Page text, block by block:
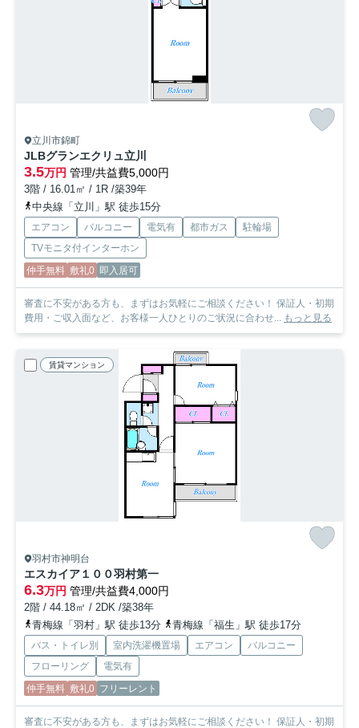
立川市錦町
JLBグランエクリュ立川
3.5万円 管理/共益費5,000円
3階 / 16.01㎡ / 1R /築39年
中央線「立川」駅 徒歩15分
エアコン バルコニー 電気有 都市ガス
駐輪場
TVモニタ付インターホン
仲手無料 敷礼0 即入居可
審査に不安がある方も、まずはお気軽にご相談ください！ 保証人・初期
費用・ご収入面など、お客様一人ひとりのご状況に合わせ...
もっと見る
賃貸マンション
羽村市神明台
エスカイア１００羽村第一
6.3万円 管理/共益費4,000円
2階 / 44.18㎡ / 2DK /築38年
青梅線「羽村」駅 徒歩13分
青梅線「福生」駅 徒歩17分
バス・トイレ別 室内洗濯機置場 エアコン
バルコニー
フローリング
電気有
仲手無料 敷礼0 フリーレント
審査に不安がある方も、まずはお気軽にご相談ください！ 保証人・初期